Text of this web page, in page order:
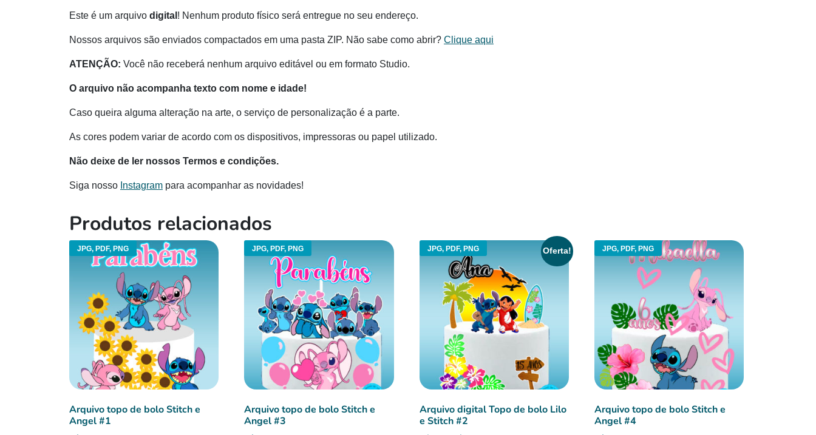
Este é um arquivo digital ! Nenhum produto físico será entregue no seu endereço.
Nossos arquivos são enviados compactados em uma pasta ZIP. Não sabe como abrir? Clique aqui
ATENÇÃO: Você não receberá nenhum arquivo editável ou em formato Studio.
O arquivo não acompanha texto com nome e idade!
Caso queira alguma alteração na arte, o serviço de personalização é a parte.
As cores podem variar de acordo com os dispositivos, impressoras ou papel utilizado.
Não deixe de ler nossos Termos e condições.
Siga nosso Instagram para acompanhar as novidades!
Produtos relacionados
JPG, PDF, PNG
Arquivo topo de bolo Stitch e
Angel #1
JPG, PDF, PNG
Arquivo topo de bolo Stitch e
Angel #3
JPG, PDF, PNG Oferta!
Arquivo digital Topo de bolo Lilo
e Stitch #2
JPG, PDF, PNG
Arquivo topo de bolo Stitch e
Angel #4